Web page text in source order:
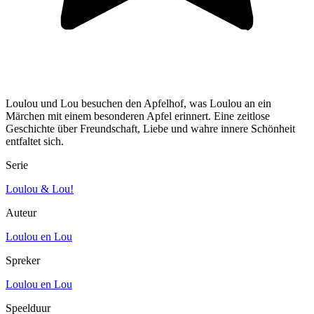
Loulou und Lou besuchen den Apfelhof, was Loulou an ein
Märchen mit einem besonderen Apfel erinnert. Eine zeitlose
Geschichte über Freundschaft, Liebe und wahre innere Schönheit
entfaltet sich.
Serie
Loulou & Lou!
Auteur
Loulou en Lou
Spreker
Loulou en Lou
Speelduur